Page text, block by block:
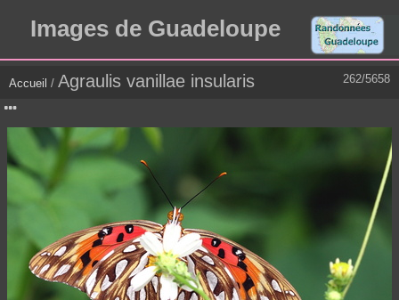
Images de Guadeloupe
262/5658
Accueil / Agraulis vanillae insularis